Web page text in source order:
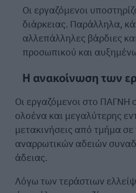
Οι εργαζόμενοι
διάρκειας. Παράλληλα,
αλλεπάλληλες βάρδιες
προσωπικού και
Η ανακοίνωση των
Οι εργαζόμενοι στο ΠΑΓΝΗ
ολοένα και μεγαλύτερης
μετακινήσεις από τμήμα
αναρρωτικών αδειών
άδειας.
Λόγω των τεράστιων